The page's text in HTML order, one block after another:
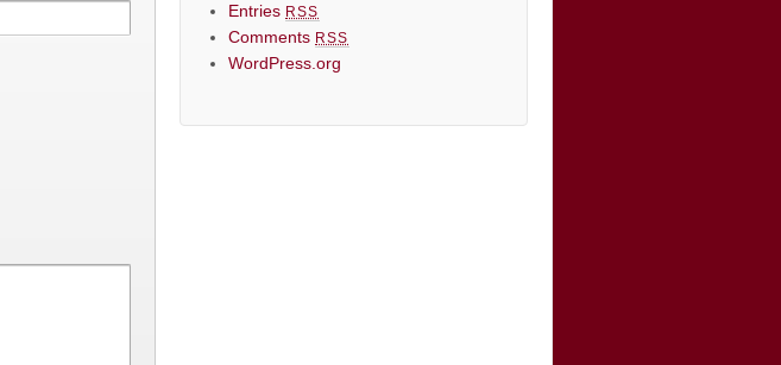
Entries RSS
Comments RSS
WordPress.org